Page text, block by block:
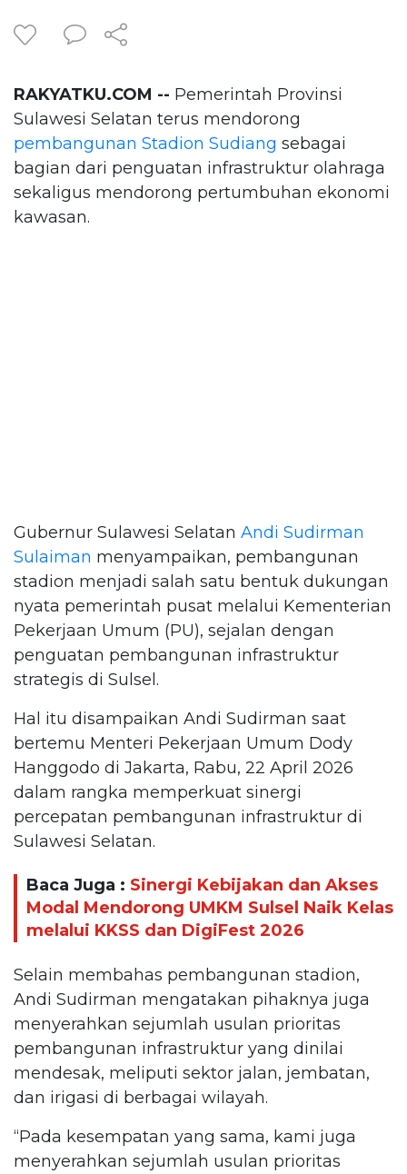
RAKYATKU.COM -- Pemerintah Provinsi
Sulawesi Selatan terus mendorong
pembangunan Stadion Sudiang sebagai
bagian dari penguatan infrastruktur olahraga
sekaligus mendorong pertumbuhan ekonomi
kawasan.
Gubernur Sulawesi Selatan Andi Sudirman
Sulaiman menyampaikan, pembangunan
stadion menjadi salah satu bentuk dukungan
nyata pemerintah pusat melalui Kementerian
Pekerjaan Umum (PU), sejalan dengan
penguatan pembangunan infrastruktur
strategis di Sulsel.
Hal itu disampaikan Andi Sudirman saat
bertemu Menteri Pekerjaan Umum Dody
Hanggodo di Jakarta, Rabu, 22 April 2026
dalam rangka memperkuat sinergi
percepatan pembangunan infrastruktur di
Sulawesi Selatan.
Baca Juga : Sinergi Kebijakan dan Akses
Modal Mendorong UMKM Sulsel Naik Kelas
melalui KKSS dan DigiFest 2026
Selain membahas pembangunan stadion,
Andi Sudirman mengatakan pihaknya juga
menyerahkan sejumlah usulan prioritas
pembangunan infrastruktur yang dinilai
mendesak, meliputi sektor jalan, jembatan,
dan irigasi di berbagai wilayah.
“Pada kesempatan yang sama, kami juga
menyerahkan sejumlah usulan prioritas